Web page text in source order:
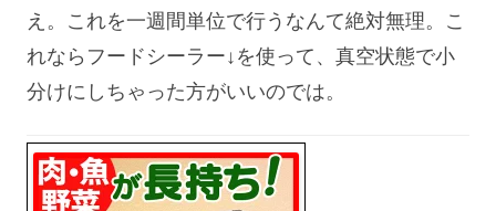
え。これを一週間単位で行うなんて絶対無理。こ
れならフードシーラー↓を使って、真空状態で小
分けにしちゃった方がいいのでは。